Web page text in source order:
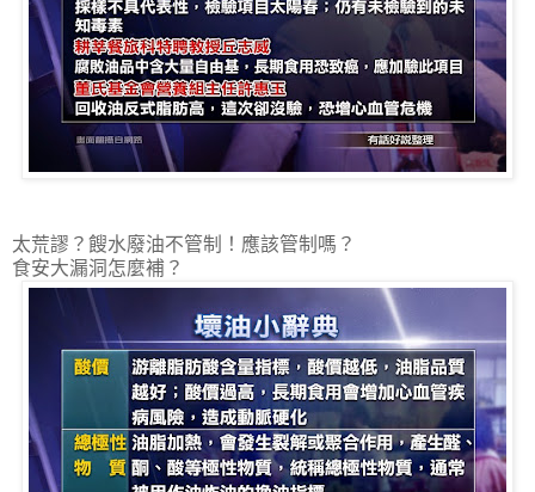
太荒謬？餿水廢油不管制！應該管制嗎？
食安大漏洞怎麼補？